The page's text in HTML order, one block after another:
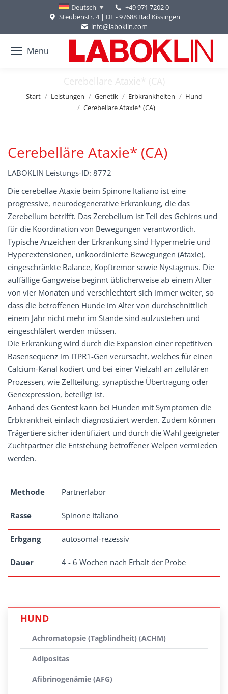
Deutsch
+49 971 7202 0
Steubenstr. 4 | DE - 97688 Bad Kissingen
info@laboklin.com
Menu
Cerebellare Ataxie* (CA)
Sie befinden sich hier:
Start Leistungen Genetik Erbkrankheiten
Hund
Cerebellare Ataxie* (CA)
Cerebelläre Ataxie* (CA)
LABOKLIN Leistungs-ID: 8772
Die cerebellae Ataxie beim Spinone Italiano ist eine
progressive, neurodegenerative Erkrankung, die das
Zerebellum betrifft. Das Zerebellum ist Teil des Gehirns und
für die Koordination von Bewegungen verantwortlich.
Typische Anzeichen der Erkrankung sind Hypermetrie und
Hyperextensionen, unkoordinierte Bewegungen (Ataxie),
eingeschränkte Balance, Kopftremor sowie Nystagmus. Die
auffällige Gangweise beginnt üblicherweise ab einem Alter
von vier Monaten und verschlechtert sich immer weiter, so
dass die betroffenen Hunde im Alter von durchschnittlich
einem Jahr nicht mehr im Stande sind aufzustehen und
eingeschläfert werden müssen.
Die Erkrankung wird durch die Expansion einer repetitiven
Basensequenz im ITPR1-Gen verursacht, welches für einen
Calcium-Kanal kodiert und bei einer Vielzahl an zellulären
Prozessen, wie Zellteilung, synaptische Übertragung oder
Genexpression, beteiligt ist.
Anhand des Gentest kann bei Hunden mit Symptomen die
Erbkrankheit einfach diagnostiziert werden. Zudem können
Trägertiere sicher identifiziert und durch die Wahl geeigneter
Zuchtpartner die Entstehung betroffener Welpen vermieden
werden.
Methode Partnerlabor
Rasse Spinone Italiano
Erbgang autosomal-rezessiv
Dauer 4 - 6 Wochen nach Erhalt der Probe
HUND
Achromatopsie (Tagblindheit) (ACHM)
Adipositas
Afibrinogenämie (AFG)